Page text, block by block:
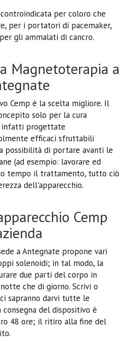
per coloro che
per i portatori di pacemaker,
gli ammalati di cancro.
Magnetoterapia a
Cemp è la scelta migliore. Il
solo per la cura
infatti progettate
efficaci sfruttabili
possibilità di portare avanti le
(ad esempio: lavorare ed
tempo il trattamento, tutto ciò
dell'apparecchio.
Cemp
a Antegnate propone vari
solenoidi; in tal modo, la
due parti del corpo in
che di giorno. Scrivi o
sapranno darvi tutte le
consegna del dispositivo è
48 ore; il ritiro alla fine del